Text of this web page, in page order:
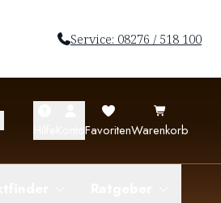
Service: 08276 / 518 100
FavoritenWarenkorb